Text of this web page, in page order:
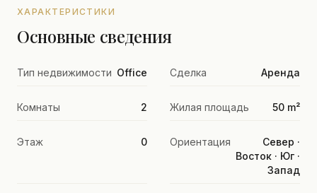
ХАРАКТЕРИСТИКИ
Основные сведения
Тип недвижимости Office Сделка Аренда
Комнаты 2 Жилая площадь 50 m²
Этаж 0 Ориентация
Север ·
Восток · Юг ·
Запад